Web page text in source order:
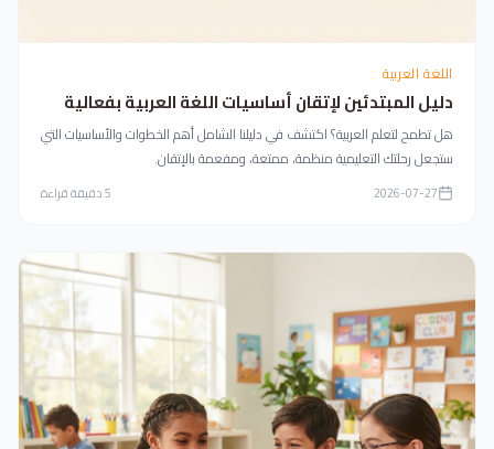
اللغة العربية
دليل المبتدئين لإتقان أساسيات اللغة العربية بفعالية
هل تطمح لتعلم العربية؟ اكتشف في دليلنا الشامل أهم الخطوات والأساسيات التي
ستجعل رحلتك التعليمية منظمة، ممتعة، ومفعمة بالإتقان.
2026-07-27
5دقيقة قراءة